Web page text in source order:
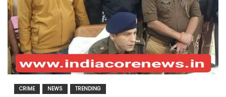
CRIME NEWS TRENDING